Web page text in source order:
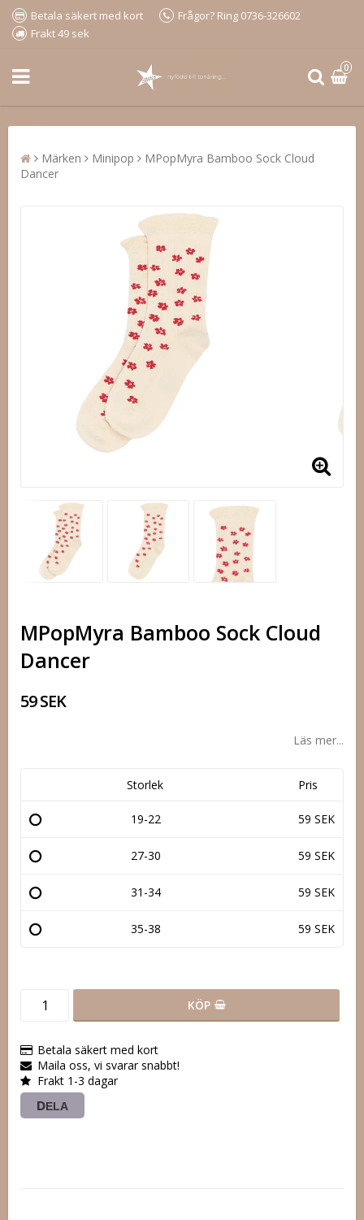
Betala säkert med kort
Frågor? Ring 0736-326602
Frakt 49 sek
0
Märken Minipop
MPopMyra Bamboo Sock Cloud
Dancer
MPopMyra Bamboo Sock Cloud
Dancer
59 SEK
Läs mer...
Storlek Pris
19-22 59 SEK
27-30 59 SEK
31-34 59 SEK
35-38 59 SEK
KÖP
Betala säkert med kort
Maila oss, vi svarar snabbt!
Frakt 1-3 dagar
DELA